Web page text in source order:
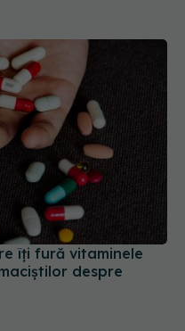
îți fură vitaminele
despre